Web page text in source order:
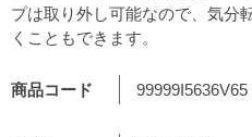
商品コード 99999I5636V65
プは取り外し可能なので、気分
くこともできます。